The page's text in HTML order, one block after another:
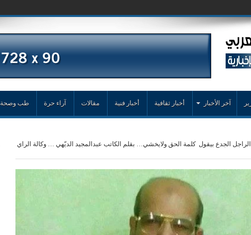
التجربة النقدية..محمد زغ
آخر الأخبار أخبار ثقافية أخبار فنية مقالات آراء حرة طب وصحة
الراجل الجدع بيقول كلمة الحق ولايخشي… بقلم الكاتب عبدالمجيد الديّهي … وكالة الراي